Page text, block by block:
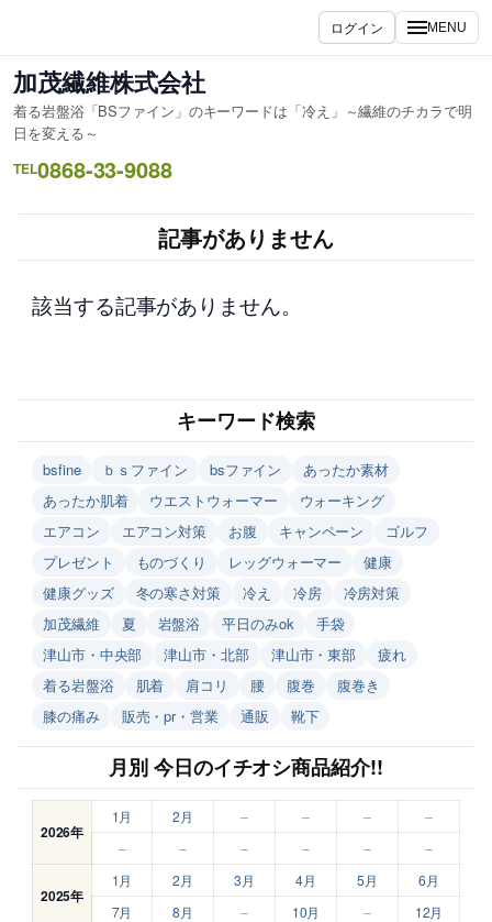
を
ス
キ
ッ
プ
ログイン MENU
加茂繊維株式会社
着る岩盤浴「BSファイン」のキーワードは「冷え」～繊維のチカラで明
日を変える～
TEL0868-33-9088
記事がありません
該当する記事がありません。
キーワード検索
bsfine ｂｓファイン bsファイン
あったか素材
あったか肌着
ウエストウォーマー
ウォーキング
エアコン
エアコン対策 お腹 キャンペーン
ゴルフ
プレゼント
ものづくり レッグウォーマー
健康
健康グッズ
冬の寒さ対策 冷え 冷房
冷房対策
加茂繊維
夏 岩盤浴 平日のみok
手袋
津山市・中央部
津山市・北部 津山市・東部
疲れ
着る岩盤浴
肌着 肩コリ 腰 腹巻
腹巻き
膝の痛み
販売・pr・営業 通販 靴下
月別 今日のイチオシ商品紹介!!
2026年
1月 2月 – – –
–
–
– – – – –
2025年
1月 2月 3月 4月 5月
6月
7月
8月 – 10月 – 12月